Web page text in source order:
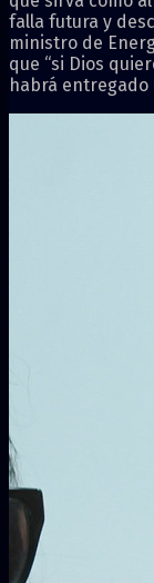
falla futura y
ministro de
que “si Dios
habrá